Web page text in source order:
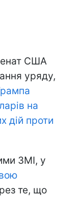
США
уряду,
на
дій проти
ЗМІ, у
те, що